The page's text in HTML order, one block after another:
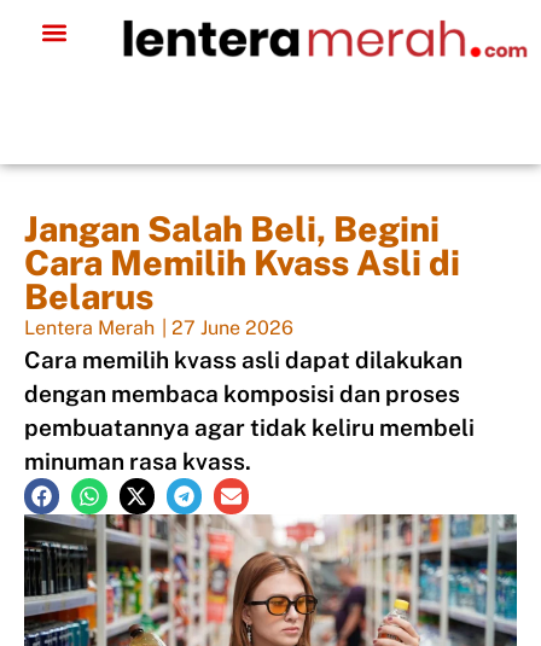
Jangan Salah Beli, Begini
Cara Memilih Kvass Asli di
Belarus
Lentera Merah 27 June 2026
Cara memilih kvass asli dapat dilakukan
dengan membaca komposisi dan proses
pembuatannya agar tidak keliru membeli
minuman rasa kvass.